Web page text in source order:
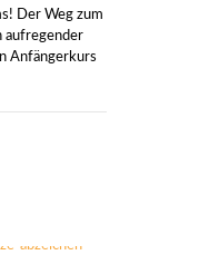
Der Weg zum
aufregender
Anfängerkurs